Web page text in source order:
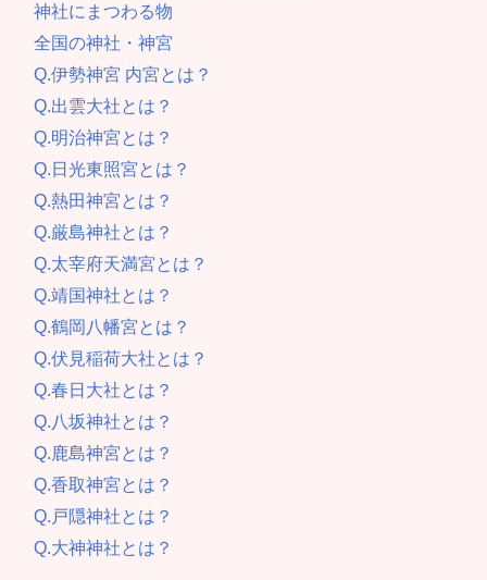
神社にまつわる物
全国の神社・神宮
Q.伊勢神宮 内宮とは？
Q.出雲大社とは？
Q.明治神宮とは？
Q.日光東照宮とは？
Q.熱田神宮とは？
Q.厳島神社とは？
Q.太宰府天満宮とは？
Q.靖国神社とは？
Q.鶴岡八幡宮とは？
Q.伏見稲荷大社とは？
Q.春日大社とは？
Q.八坂神社とは？
Q.鹿島神宮とは？
Q.香取神宮とは？
Q.戸隠神社とは？
Q.大神神社とは？